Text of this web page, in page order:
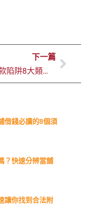
下一篇
汽車借款陷阱8大類型，破解不法當舖汽車借款陷阱 !
借錢必讀的8個須
？快速分辨當舖
讓你找到合法附